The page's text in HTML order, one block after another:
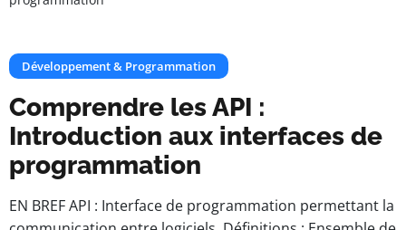
Développement & Programmation
Comprendre les API :
Introduction aux interfaces de
programmation
EN BREF API : Interface de programmation permettant la